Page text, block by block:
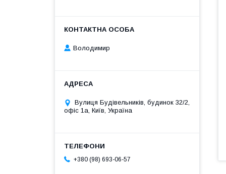
Володимир
Вулиця Будівельників, будинок 32/2,
офіс 1а, Київ, Україна
+380 (98) 693-06-57